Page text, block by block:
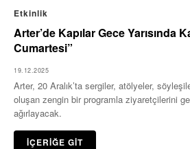
Etkinlik
Arter’de Kapılar Gece Yarısında
Cumartesi”
19.12.2025
Arter, 20 Aralık’ta sergiler, atölyeler,
oluşan zengin bir programla ziyaretçilerini
ağırlayacak.
İÇERİĞE GİT